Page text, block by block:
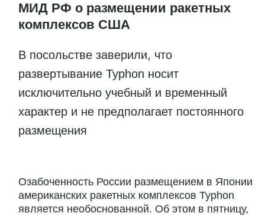
МИД РФ о размещении ракетных
комплексов США
В посольстве заверили, что
развертывание Typhon носит
исключительно учебный и временный
характер и не предполагает постоянного
размещения
Озабоченность России размещением в Японии
американских ракетных комплексов Typhon
является необоснованной. Об этом в пятницу,